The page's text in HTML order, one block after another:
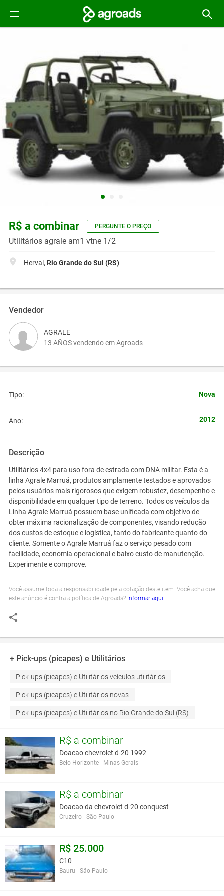
R$ a combinar PERGUNTE O PREÇO
Utilitários agrale am1 vtne 1/2
Herval, Rio Grande do Sul (RS)
Vendedor
AGRALE
13 AÑOS vendendo em Agroads
Tipo: Nova
Ano: 2012
Descrição
Utilitários 4x4 para uso fora de estrada com DNA militar. Esta é a
linha Agrale Marruá, produtos amplamente testados e aprovados
pelos usuários mais rigorosos que exigem robustez, desempenho e
disponibilidade em qualquer tipo de terreno. Todos os veículos da
Linha Agrale Marruá possuem base unificada com objetivo de
obter máxima racionalização de componentes, visando redução
dos custos de estoque e logística, tanto do fabricante quanto do
cliente. Somente o Agrale Marruá faz o serviço pesado com
facilidade, economia operacional e baixo custo de manutenção.
Experimente e comprove.
Você assume toda a responsabilidade pela cotação deste item. Você acha que
este anúncio é contra a política de Agroads? Informar aqui
+ Pick-ups (picapes) e Utilitários
Pick-ups (picapes) e Utilitários veículos utilitários
Pick-ups (picapes) e Utilitários novas
Pick-ups (picapes) e Utilitários no Rio Grande do Sul (RS)
R$ a combinar
Doacao chevrolet d-20 1992
Belo Horizonte - Minas Gerais
R$ a combinar
Doacao da chevrolet d-20 conquest
Cruzeiro - São Paulo
R$ 25.000
C10
Bauru - São Paulo